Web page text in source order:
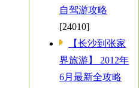
自驾游攻略
[24010]
【长沙到张家
界旅游】 2012年
6月最新全攻略